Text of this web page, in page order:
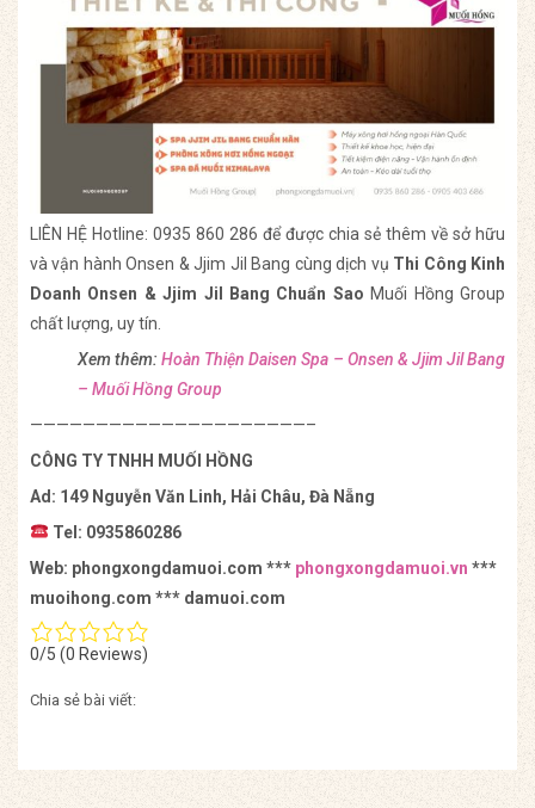
LIÊN HỆ Hotline: 0935 860 286 để được chia sẻ thêm về sở hữu
và vận hành Onsen & Jjim Jil Bang cùng dịch vụ Thi Công Kinh
Doanh Onsen & Jjim Jil Bang Chuẩn Sao Muối Hồng Group
chất lượng, uy tín.
Xem thêm:Hoàn Thiện Daisen Spa – Onsen & Jjim Jil Bang
– Muối Hồng Group
—————————————————————–
CÔNG TY TNHH MUỐI HỒNG
Ad: 149 Nguyễn Văn Linh, Hải Châu, Đà Nẵng
Tel: 0935860286
Web: phongxongdamuoi.com *** phongxongdamuoi.vn ***
muoihong.com *** damuoi.com
0/5 (0 Reviews)
Chia sẻ bài viết: